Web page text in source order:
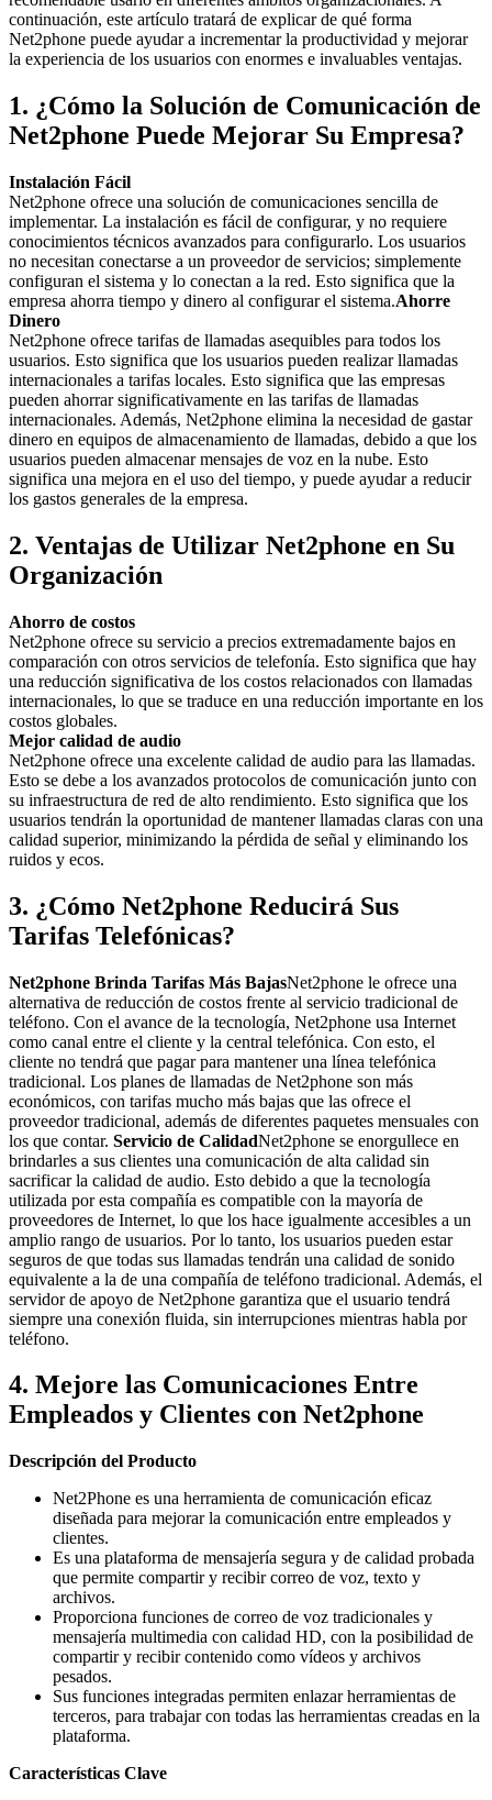
continuación, este artículo tratará de explicar de qué forma
Net2phone puede ayudar a incrementar la productividad y mejorar
la experiencia de los usuarios con enormes e invaluables ventajas.
1. ¿Cómo la Solución de Comunicación de
Net2phone Puede Mejorar Su Empresa?
Instalación Fácil
Net2phone ofrece una solución de comunicaciones sencilla de
implementar. La instalación es fácil de configurar, y no requiere
conocimientos técnicos avanzados para configurarlo. Los usuarios
no necesitan conectarse a un proveedor de servicios; simplemente
configuran el sistema y lo conectan a la red. Esto significa que la
empresa ahorra tiempo y dinero al configurar el sistema.Ahorre
Dinero
Net2phone ofrece tarifas de llamadas asequibles para todos los
usuarios. Esto significa que los usuarios pueden realizar llamadas
internacionales a tarifas locales. Esto significa que las empresas
pueden ahorrar significativamente en las tarifas de llamadas
internacionales. Además, Net2phone elimina la necesidad de gastar
dinero en equipos de almacenamiento de llamadas, debido a que los
usuarios pueden almacenar mensajes de voz en la nube. Esto
significa una mejora en el uso del tiempo, y puede ayudar a reducir
los gastos generales de la empresa.
2. Ventajas de Utilizar Net2phone en Su
Organización
Ahorro de costos
Net2phone ofrece su servicio a precios extremadamente bajos en
comparación con otros servicios de telefonía. Esto significa que hay
una reducción significativa de los costos relacionados con llamadas
internacionales, lo que se traduce en una reducción importante en los
costos globales.
Mejor calidad de audio
Net2phone ofrece una excelente calidad de audio para las llamadas.
Esto se debe a los avanzados protocolos de comunicación junto con
su infraestructura de red de alto rendimiento. Esto significa que los
usuarios tendrán la oportunidad de mantener llamadas claras con una
calidad superior, minimizando la pérdida de señal y eliminando los
ruidos y ecos.
3. ¿Cómo Net2phone Reducirá Sus
Tarifas Telefónicas?
Net2phone Brinda Tarifas Más BajasNet2phone le ofrece una
alternativa de reducción de costos frente al servicio tradicional de
teléfono. Con el avance de la tecnología, Net2phone usa Internet
como canal entre el cliente y la central telefónica. Con esto, el
cliente no tendrá que pagar para mantener una línea telefónica
tradicional. Los planes de llamadas de Net2phone son más
económicos, con tarifas mucho más bajas que las ofrece el
proveedor tradicional, además de diferentes paquetes mensuales con
los que contar. Servicio de CalidadNet2phone se enorgullece en
brindarles a sus clientes una comunicación de alta calidad sin
sacrificar la calidad de audio. Esto debido a que la tecnología
utilizada por esta compañía es compatible con la mayoría de
proveedores de Internet, lo que los hace igualmente accesibles a un
amplio rango de usuarios. Por lo tanto, los usuarios pueden estar
seguros de que todas sus llamadas tendrán una calidad de sonido
equivalente a la de una compañía de teléfono tradicional. Además, el
servidor de apoyo de Net2phone garantiza que el usuario tendrá
siempre una conexión fluida, sin interrupciones mientras habla por
teléfono.
4. Mejore las Comunicaciones Entre
Empleados y Clientes con Net2phone
Descripción del Producto
Net2Phone es una herramienta de comunicación eficaz
diseñada para mejorar la comunicación entre empleados y
clientes.
Es una plataforma de mensajería segura y de calidad probada
que permite compartir y recibir correo de voz, texto y
archivos.
Proporciona funciones de correo de voz tradicionales y
mensajería multimedia con calidad HD, con la posibilidad de
compartir y recibir contenido como vídeos y archivos
pesados.
Sus funciones integradas permiten enlazar herramientas de
terceros, para trabajar con todas las herramientas creadas en la
plataforma.
Características Clave